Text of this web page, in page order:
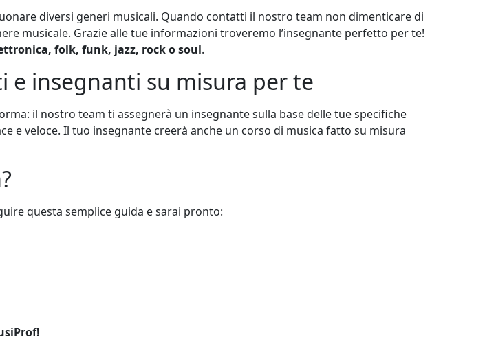
diversi generi musicali. Quando contatti il nostro team non dimenticare di
musicale. Grazie alle tue informazioni troveremo l’insegnante perfetto per te!
folk, funk, jazz, rock o soul.
e insegnanti su misura per te
il nostro team ti assegnerà un insegnante sulla base delle tue specifiche
e veloce. Il tuo insegnante creerà anche un corso di musica fatto su misura
questa semplice guida e sarai pronto: